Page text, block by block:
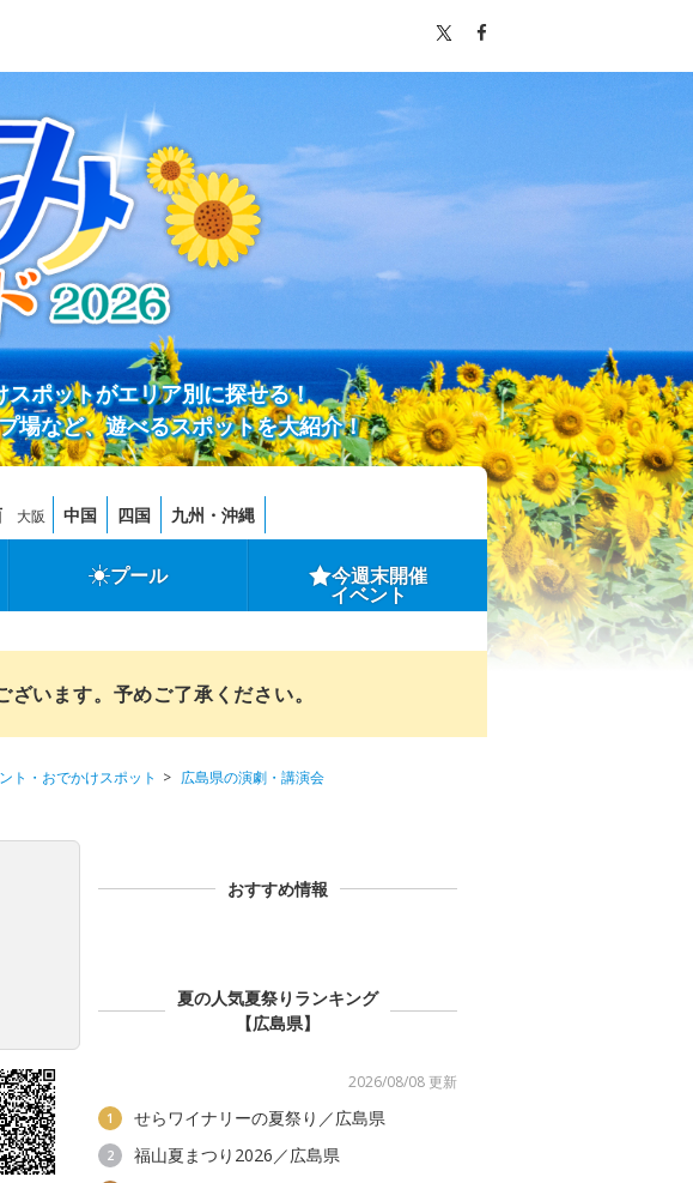
ポットがエリア別に探せる！
場など、遊べるスポットを大紹介！
大阪 中国 四国 九州・沖縄
プール 今週末開催
イベント
います。予めご了承ください。
ト・おでかけスポット
広島県の演劇・講演会
おすすめ情報
夏の人気夏祭りランキング
【広島県】
2026/08/08 更新
1 せらワイナリーの夏祭り／広島県
2 福山夏まつり2026／広島県